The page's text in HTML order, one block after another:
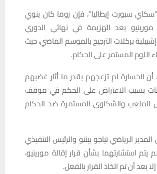
سبورت إيطاليا”، فإن روما كان ينوي
مورينيو بعد الهزيمة في نهائي الدوري
بركلات الترجيح بالموسم الماضي، حيث
اللوم المستمر على الحكام.
أن الخسارة لم تزعجهم بقدر ما أثار غضبهم
4 مباريات بسبب الاعتراض على الحكم في موقف
الملعب والشكاوى المستمرة ضد الحكام
المدير الرياضي تياجو بينتو والرئيس التنفيذي
يتم استشارتهما بشأن قرار إقالة مورينيو،
بعد أن تم اتخاذ القرار بالفعل.